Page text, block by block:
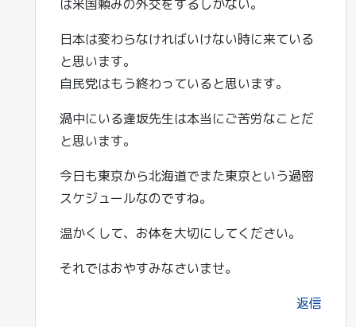
は米国頼みの外交をするしかない。
日本は変わらなければいけない時に来ている
と思います。
自民党はもう終わっていると思います。
渦中にいる逢坂先生は本当にご苦労なことだ
と思います。
今日も東京から北海道でまた東京という過密
スケジュールなのですね。
温かくして、お体を大切にしてください。
それではおやすみなさいませ。
返信